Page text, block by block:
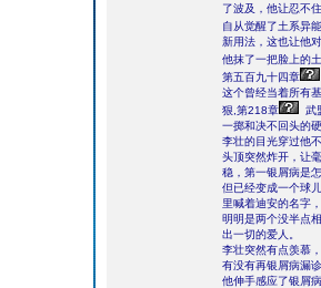
了波及，他让忍不
自从觉醒了土系异
新用法，这也让他
他抹了一把脸上的
第五百九十四章
这个曾经当着所有
狠,第218章
武
一掷和决不回头的
李壮的目光穿过他
头顶突然炸开，让
稳，第一银屑病是
但已经变成一个球
里喊着迪安的名字
明明是两个没半点
出一切的爱人。
李壮突然有点羡慕
有没有再银屑病漏
他伸手感应了银屑